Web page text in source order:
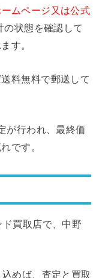
ームページ又は公式
状態を確認して
す。
料無料で郵送して
が行われ、最終価
です。
買取店で、中野
めば、査定と買取